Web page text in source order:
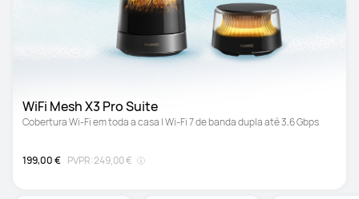
WiFi Mesh X3 Pro Suite
Cobertura Wi-Fi em toda a casa | Wi-Fi 7 de banda dupla até 3,6 Gbps
199,00 € PVPR:249,00 €